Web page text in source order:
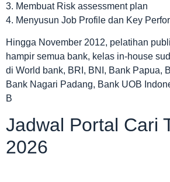
3. Membuat Risk assessment plan
4. Menyusun Job Profile dan Key
Hingga November 2012, pelatihan
hampir semua bank, kelas in-house
di World bank, BRI, BNI, Bank Papua,
Bank Nagari Padang, Bank UOB
B
Jadwal Portal Cari
2026